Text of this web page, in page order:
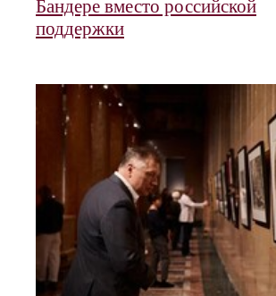
Бандере вместо российской
поддержки